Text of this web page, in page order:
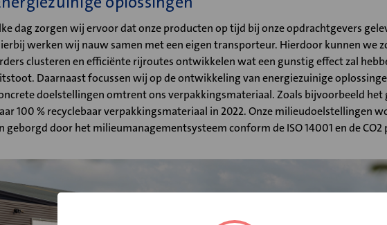
dag zorgen wij ervoor dat onze producten op tijd bij onze opdrachtgevers
werken wij nauw samen met een eigen transporteur. Hierdoor kunnen we
clusteren en efficiënte rijroutes ontwikkelen wat een gunstig effect zal
Daarnaast focussen wij op de ontwikkeling van energiezuinige
doelstellingen omtrent ons verpakkingsmateriaal. Zoals bijvoorbeeld het
100 % recyclebaar verpakkingsmateriaal in 2022. Onze milieudoelstellingen
geborgd door het milieumanagementsysteem conform de ISO 14001 en de